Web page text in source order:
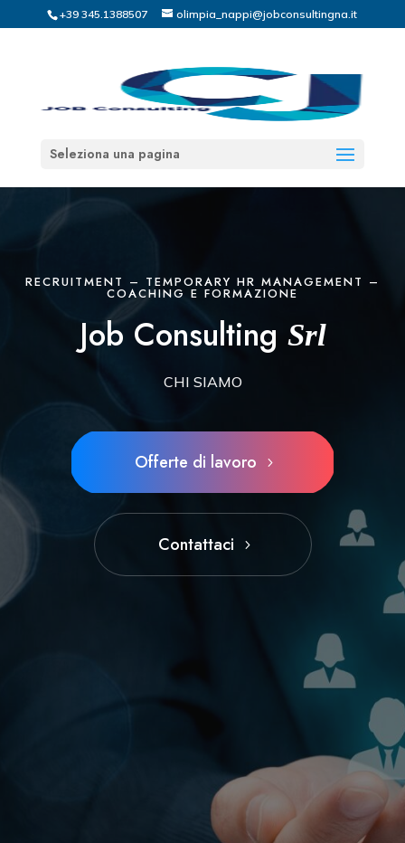
+39 345.1388507 olimpia_nappi@jobconsultingna.it
Seleziona una pagina
RECRUITMENT – TEMPORARY HR MANAGEMENT –
COACHING E FORMAZIONE
Job Consulting Srl
CHI SIAMO
Offerte di lavoro
Contattaci